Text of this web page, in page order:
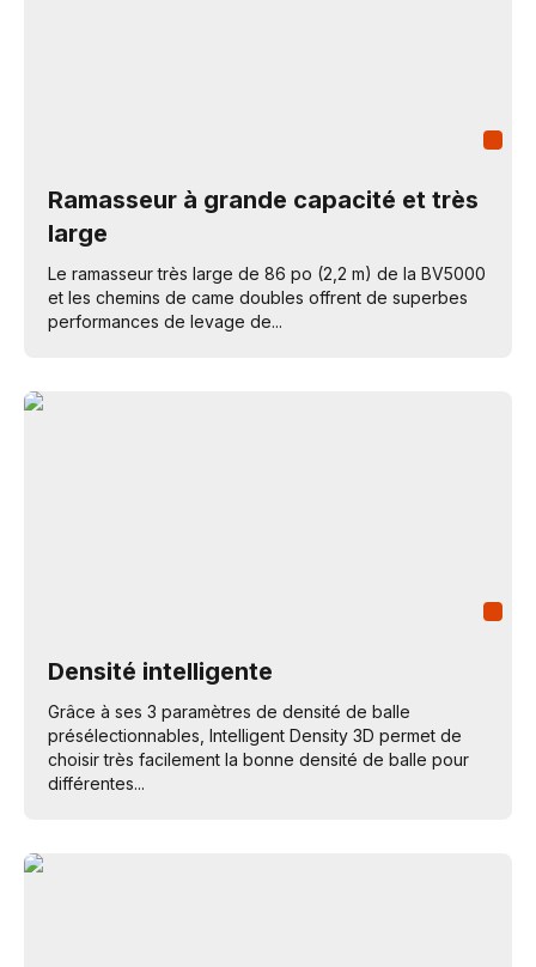
Ramasseur à grande capacité et très
large
Le ramasseur très large de 86 po (2,2 m) de la BV5000
et les chemins de came doubles offrent de superbes
performances de levage de...
Densité intelligente
Grâce à ses 3 paramètres de densité de balle
présélectionnables, Intelligent Density 3D permet de
choisir très facilement la bonne densité de balle pour
différentes...